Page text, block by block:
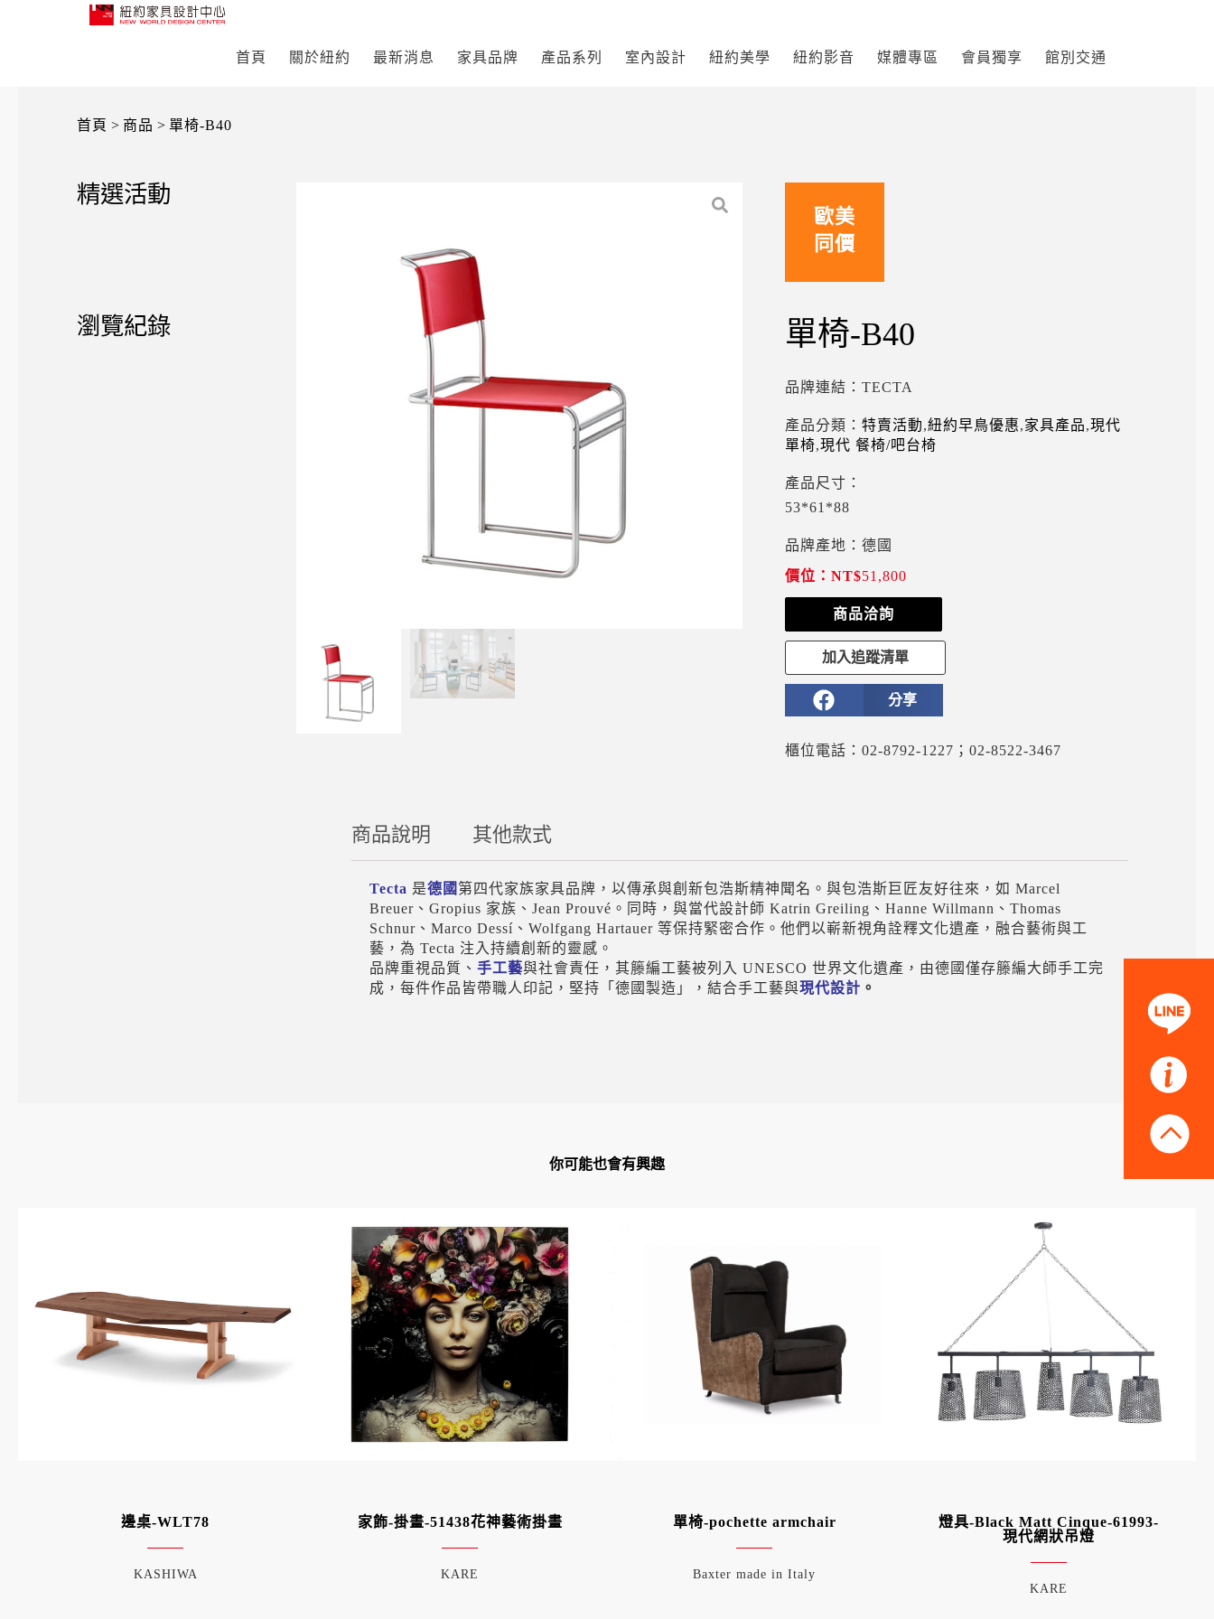
首頁 關於紐約 最新消息 家具品牌 產品系列 室內設計 紐約美學 紐約影音 媒體專區 會員獨享 館別交通
首頁 > 商品 > 單椅-B40
精選活動
瀏覽紀錄
歐美
同價
單椅-B40
品牌連結： TECTA
產品分類： 特賣活動,紐約早鳥優惠,家具產品,現代
單椅,現代 餐椅/吧台椅
產品尺寸：
53*61*88
品牌產地：德國
NT$51,800
商品洽詢
加入追蹤清單
分享
櫃位電話：02-8792-1227；02-8522-3467
商品說明 其他款式
Tecta 是德國 第四代家族家具品牌，以傳承與創新包浩斯精神聞名。與包浩斯巨匠友好往來，如 Marcel
Breuer、Gropius 家族、Jean Prouvé。同時，與當代設計師 Katrin Greiling、Hanne Willmann、Thomas
Schnur、Marco Dessí、Wolfgang Hartauer 等保持緊密合作。他們以嶄新視角詮釋文化遺產，融合藝術與工
藝，為 Tecta 注入持續創新的靈感。
品牌重視品質、 手工藝與社會責任，其籐編工藝被列入 UNESCO 世界文化遺產，由德國僅存籐編大師手工完
成，每件作品皆帶職人印記，堅持「德國製造」，結合手工藝與現代設計 。
你可能也會有興趣
邊桌-WLT78
KASHIWA
家飾-掛畫-51438花神藝術掛畫
KARE
單椅-pochette armchair
Baxter made in Italy
燈具-Black Matt Cinque-61993-
現代網狀吊燈
KARE